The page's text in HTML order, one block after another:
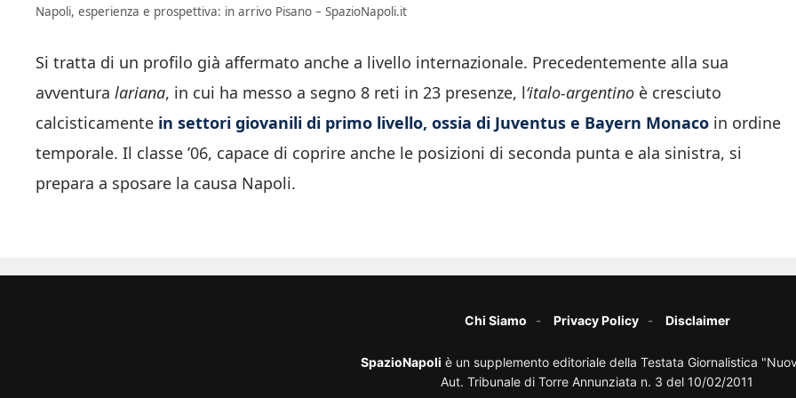
Napoli, esperienza e prospettiva: in arrivo Pisano – SpazioNapoli.it
Si tratta di un profilo già affermato anche a livello internazionale. Precedentemente alla sua
avventura lariana, in cui ha messo a segno 8 reti in 23 presenze, l‘italo-argentino è cresciuto
calcisticamente in settori giovanili di primo livello, ossia di Juventus e Bayern Monaco in ordine
temporale. Il classe ’06, capace di coprire anche le posizioni di seconda punta e ala sinistra, si
prepara a sposare la causa Napoli.
Chi Siamo Privacy Policy Disclaimer
SpazioNapoli è un supplemento editoriale della Testata Giornalistica
Aut. Tribunale di Torre Annunziata n. 3 del 10/02/2011